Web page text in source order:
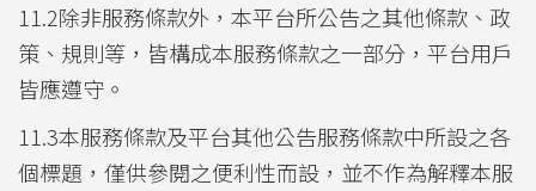
11.2除非服務條款外，本平台所公告之其他條款、政
策、規則等，皆構成本服務條款之一部分，平台用戶
皆應遵守。
11.3本服務條款及平台其他公告服務條款中所設之各
個標題，僅供參閱之便利性而設，並不作為解釋本服